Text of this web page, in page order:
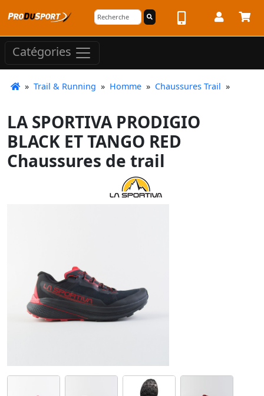
Catégories
» Trail & Running » Homme » Chaussures Trail »
LA SPORTIVA PRODIGIO
BLACK ET TANGO RED
Chaussures de trail